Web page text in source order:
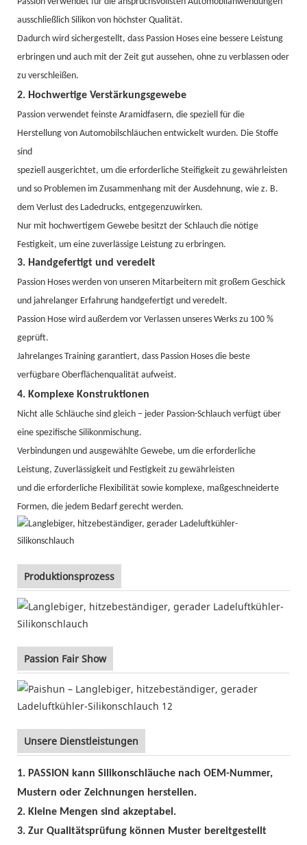
ausschließlich Silikon von höchster Qualität.
Dadurch wird sichergestellt, dass Passion Hoses eine bessere Leistung
erbringen und auch mit der Zeit gut aussehen, ohne zu verblassen oder
zu verschleißen.
2. Hochwertige Verstärkungsgewebe
Passion verwendet feinste Aramidfasern, die speziell für die
Herstellung von Automobilschläuchen entwickelt wurden. Die Stoffe
sind
speziell ausgerichtet, um die erforderliche Steifigkeit zu gewährleisten
und so Problemen im Zusammenhang mit der Ausdehnung, wie z. B.
dem Verlust des Ladedrucks, entgegenzuwirken.
Nur mit hochwertigem Gewebe besitzt der Schlauch die nötige
Festigkeit, um eine zuverlässige Leistung zu erbringen.
3. Handgefertigt und veredelt
Passion Hoses werden von unseren Mitarbeitern mit großem Geschick
und jahrelanger Erfahrung handgefertigt und veredelt.
Passion Hose wird außerdem vor Verlassen unseres Werks zu 100 %
geprüft.
Jahrelanges Training garantiert, dass Passion Hoses die beste
verfügbare Oberflächenqualität aufweist.
4. Komplexe Konstruktionen
Nicht alle Schläuche sind gleich – jeder Passion-Schlauch verfügt über
eine spezifische Silikonmischung.
Verbindungen und ausgewählte Gewebe, um die erforderliche
Leistung, Zuverlässigkeit und Festigkeit zu gewährleisten
und die erforderliche Flexibilität sowie komplexe, maßgeschneiderte
Formen, die jedem Bedarf gerecht werden.
Produktionsprozess
Passion Fair Show
Unsere Dienstleistungen
1. PASSION kann Silikonschläuche nach OEM-Nummer,
Mustern oder Zeichnungen herstellen.
2. Kleine Mengen sind akzeptabel.
3. Zur Qualitätsprüfung können Muster bereitgestellt